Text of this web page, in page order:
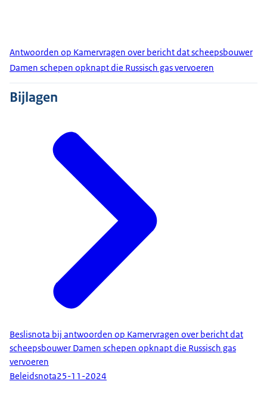
Antwoorden op Kamervragen over bericht dat scheepsbouwer
Damen schepen opknapt die Russisch gas vervoeren
Bijlagen
Beslisnota bij antwoorden op Kamervragen over bericht dat
scheepsbouwer Damen schepen opknapt die Russisch gas
vervoeren
Beleidsnota25-11-2024